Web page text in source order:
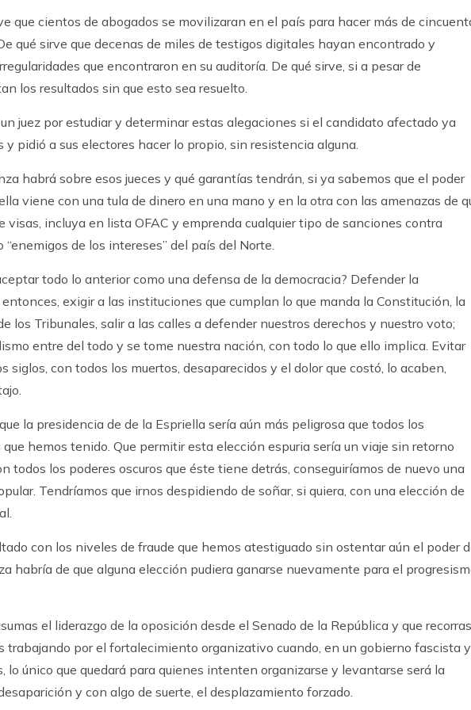
que cientos de abogados se movilizaran en el país para hacer más de
qué sirve que decenas de miles de testigos digitales hayan encontrado y
que encontraron en su auditoría. De qué sirve, si a pesar de
los resultados sin que esto sea resuelto.
juez por estudiar y determinar estas alegaciones si el candidato afectado ya
y pidió a sus electores hacer lo propio, sin resistencia alguna.
habrá sobre esos jueces y qué garantías tendrán, si ya sabemos que el poder
viene con una tula de dinero en una mano y en la otra con las amenazas de
visas, incluya en lista OFAC y emprenda cualquier tipo de sanciones contra
“enemigos de los intereses” del país del Norte.
todo lo anterior como una defensa de la democracia? Defender la
exigir a las instituciones que cumplan lo que manda la Constitución, la
los Tribunales, salir a las calles a defender nuestros derechos y nuestro voto;
entre del todo y se tome nuestra nación, con todo lo que ello implica. Evitar
siglos, con todos los muertos, desaparecidos y el dolor que costó, lo acaben,
la presidencia de de la Espriella sería aún más peligrosa que todos los
hemos tenido. Que permitir esta elección espuria sería un viaje sin retorno
todos los poderes oscuros que éste tiene detrás, conseguiríamos de nuevo una
Tendríamos que irnos despidiendo de soñar, si quiera, con una elección de
con los niveles de fraude que hemos atestiguado sin ostentar aún el poder
habría de que alguna elección pudiera ganarse nuevamente para el
el liderazgo de la oposición desde el Senado de la República y que recorras
trabajando por el fortalecimiento organizativo cuando, en un gobierno fascista y
lo único que quedará para quienes intenten organizarse y levantarse será la
y con algo de suerte, el desplazamiento forzado.